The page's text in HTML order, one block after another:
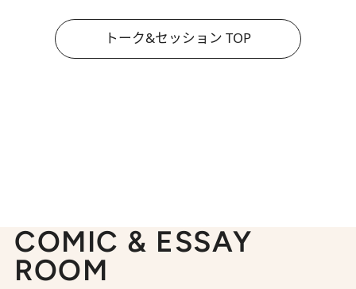
トーク&セッション TOP
COMIC & ESSAY
ROOM